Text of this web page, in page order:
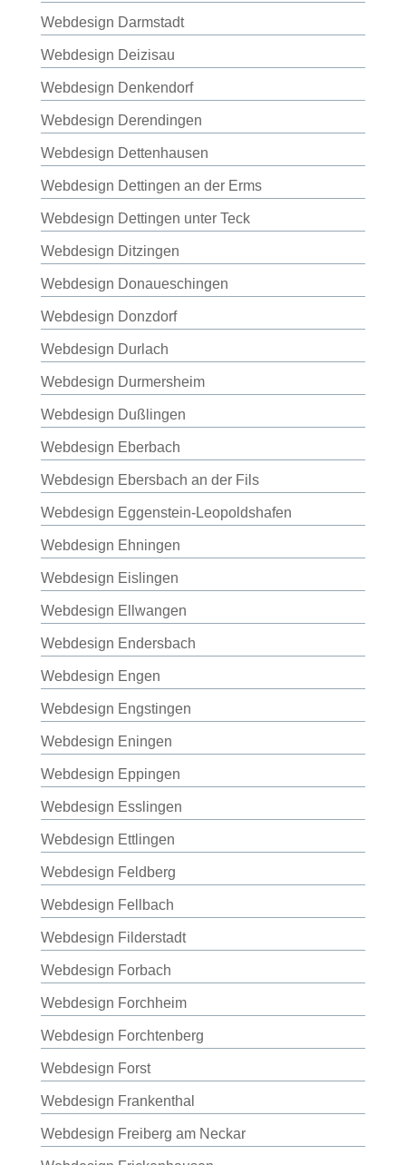
Webdesign Darmstadt
Webdesign Deizisau
Webdesign Denkendorf
Webdesign Derendingen
Webdesign Dettenhausen
Webdesign Dettingen an der Erms
Webdesign Dettingen unter Teck
Webdesign Ditzingen
Webdesign Donaueschingen
Webdesign Donzdorf
Webdesign Durlach
Webdesign Durmersheim
Webdesign Dußlingen
Webdesign Eberbach
Webdesign Ebersbach an der Fils
Webdesign Eggenstein-Leopoldshafen
Webdesign Ehningen
Webdesign Eislingen
Webdesign Ellwangen
Webdesign Endersbach
Webdesign Engen
Webdesign Engstingen
Webdesign Eningen
Webdesign Eppingen
Webdesign Esslingen
Webdesign Ettlingen
Webdesign Feldberg
Webdesign Fellbach
Webdesign Filderstadt
Webdesign Forbach
Webdesign Forchheim
Webdesign Forchtenberg
Webdesign Forst
Webdesign Frankenthal
Webdesign Freiberg am Neckar